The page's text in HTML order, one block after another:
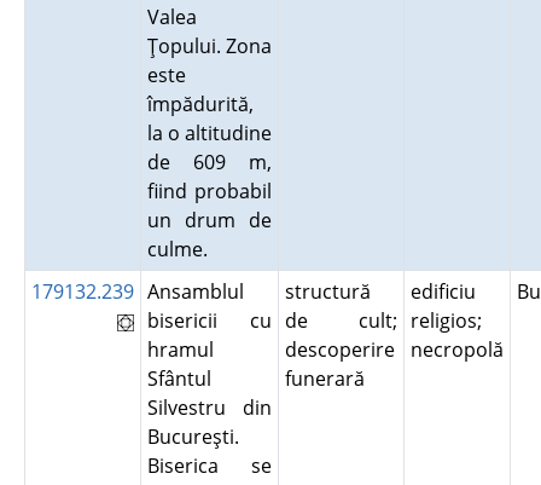
Valea
Ţopului. Zona
este
împădurită,
la o altitudine
de 609 m,
fiind probabil
un drum de
culme.
179132.239 Ansamblul
bisericii cu
hramul
Sfântul
Silvestru din
Bucureşti.
Biserica se
structură
de cult;
descoperire
funerară
edificiu
religios;
necropolă